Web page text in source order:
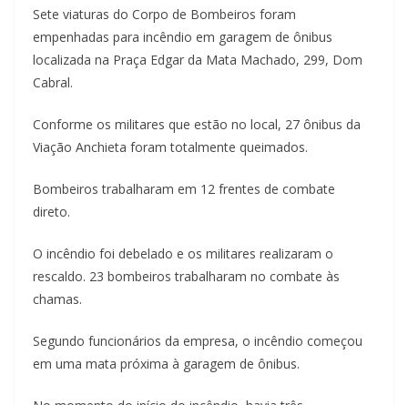
Sete viaturas do Corpo de Bombeiros foram
empenhadas para incêndio em garagem de ônibus
localizada na Praça Edgar da Mata Machado, 299, Dom
Cabral.
Conforme os militares que estão no local, 27 ônibus da
Viação Anchieta foram totalmente queimados.
Bombeiros trabalharam em 12 frentes de combate
direto.
O incêndio foi debelado e os militares realizaram o
rescaldo. 23 bombeiros trabalharam no combate às
chamas.
Segundo funcionários da empresa, o incêndio começou
em uma mata próxima à garagem de ônibus.